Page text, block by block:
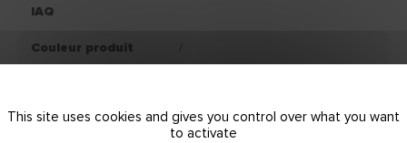
IAQ
Couleur produit
mois, après la date d'achat, dans
This site uses cookies and gives you control over what you want
to activate